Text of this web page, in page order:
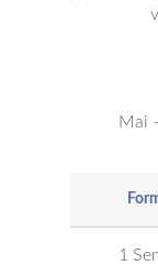
Mai
1